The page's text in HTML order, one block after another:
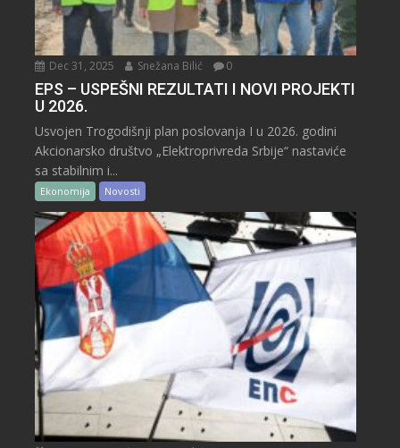
Dec 31, 2025 Snežana Bilić 0
EPS – USPEŠNI REZULTATI I NOVI PROJEKTI
U 2026.
Usvojen Trogodišnji plan poslovanja I u 2026. godini
Akcionarsko društvo „Elektroprivreda Srbije“ nastaviće
sa stabilnim i...
Ekonomija Novosti